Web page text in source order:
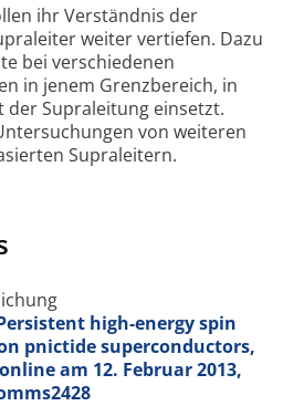
ihr Verständnis der
weiter vertiefen. Dazu
bei verschiedenen
in jenem Grenzbereich, in
der Supraleitung einsetzt.
von weiteren
Supraleitern.
high-energy spin
pnictide superconductors,
am 12. Februar 2013,